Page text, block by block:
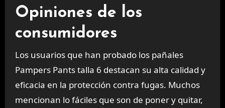
Opiniones de los
consumidores
Los usuarios que han probado los pañales
Pampers Pants talla 6 destacan su alta calidad y
eficacia en la protección contra fugas. Muchos
mencionan lo fáciles que son de poner y quitar,